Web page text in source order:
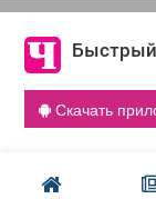
Скачать
согласие на
обеспечивают
информации для